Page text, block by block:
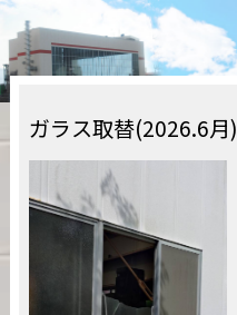
ガラス取替(2026.6月)